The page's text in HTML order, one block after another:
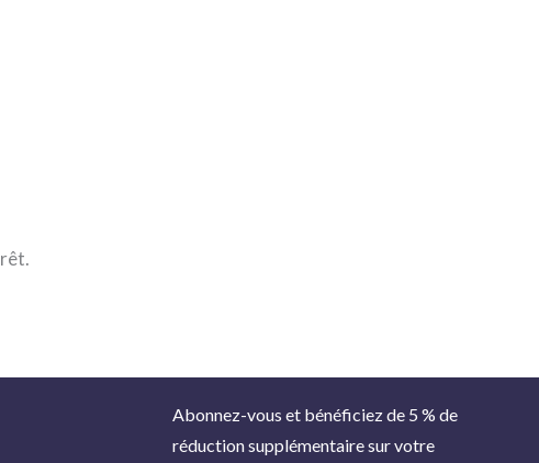
Abonnez-vous et bénéficiez de 5 % de
réduction supplémentaire sur votre